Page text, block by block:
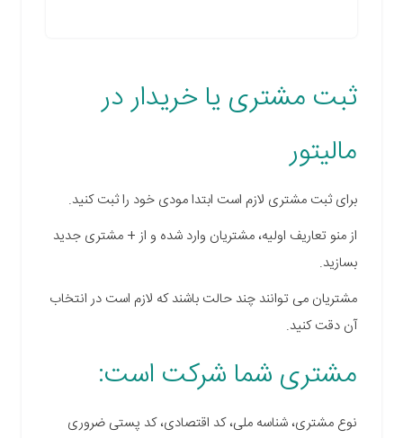
ثبت مشتری یا خریدار در
مالیتور
برای ثبت مشتری لازم است ابتدا مودی خود را ثبت کنید.
از منو تعاریف اولیه، مشتریان وارد شده و از + مشتری جدید
بسازید.
مشتریان می توانند چند حالت باشند که لازم است در انتخاب
آن دقت کنید.
مشتری شما شرکت است:
نوع مشتری، شناسه ملی، کد اقتصادی، کد پستی ضروری